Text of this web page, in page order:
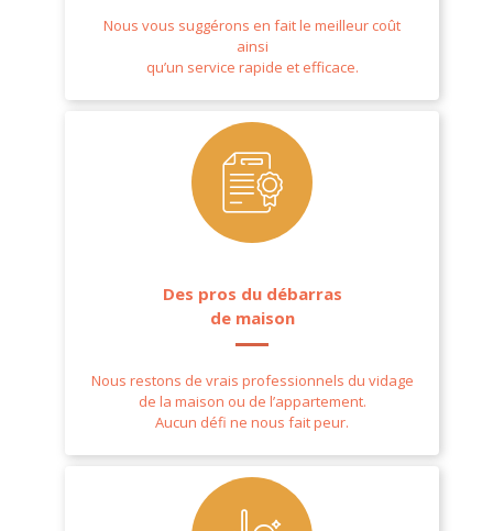
Nous vous suggérons en fait le meilleur coût
ainsi
qu’un service rapide et efficace.
Des pros du débarras
de maison
Nous restons de vrais professionnels du vidage
de la maison ou de l’appartement.
Aucun défi ne nous fait peur.